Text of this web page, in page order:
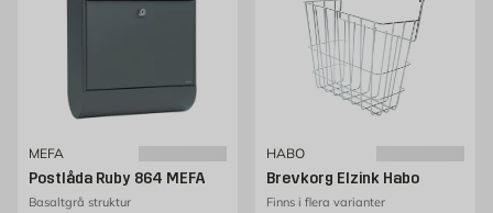
MEFA
Postlåda Ruby 864 MEFA
Basaltgrå struktur
HABO
Brevkorg Elzink Habo
Finns i flera varianter